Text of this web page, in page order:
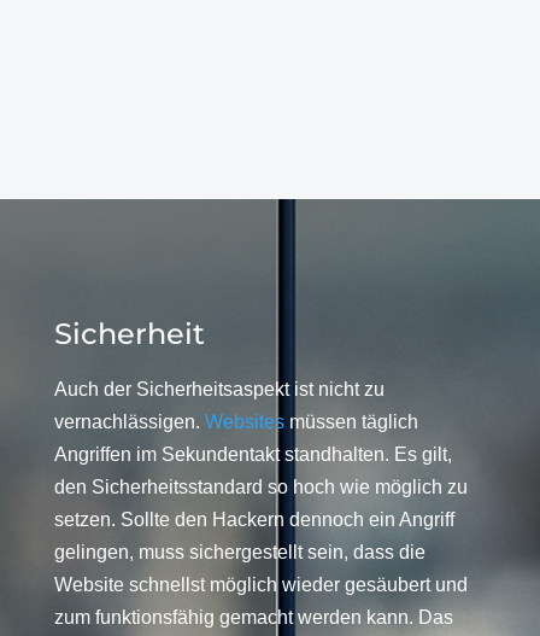
Sicherheit
Auch der Sicherheitsaspekt ist nicht zu
vernachlässigen. Websitesmüssen täglich
Angriffen im Sekundentakt standhalten. Es gilt,
den Sicherheitsstandard so hoch wie möglich zu
setzen. Sollte den Hackern dennoch ein Angriff
gelingen, muss sichergestellt sein, dass die
Website schnellst möglich wieder gesäubert und
zum funktionsfähig gemacht werden kann. Das